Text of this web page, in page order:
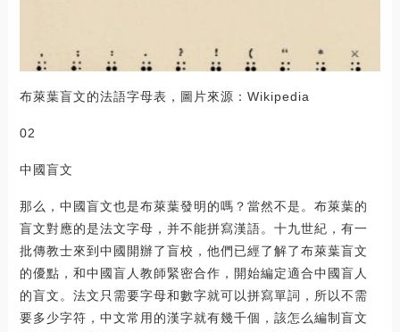
布萊葉盲文的法語字母表，圖片來源：Wikipedia
02
中國盲文
那么，中國盲文也是布萊葉發明的嗎？當然不是。布萊葉的
盲文對應的是法文字母，并不能拼寫漢語。十九世紀，有一
批傳教士來到中國開辦了盲校，他們已經了解了布萊葉盲文
的優點，和中國盲人教師緊密合作，開始編定適合中國盲人
的盲文。法文只需要字母和數字就可以拼寫單詞，所以不需
要多少字符，中文常用的漢字就有幾千個，該怎么編制盲文